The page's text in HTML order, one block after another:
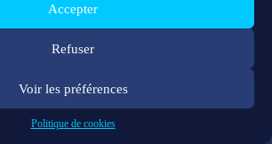
Accepter
Refuser
Voir les préférences
Politique de cookies
DigiLens Argo
DigiLens,Uncategorized
Policy Legal information